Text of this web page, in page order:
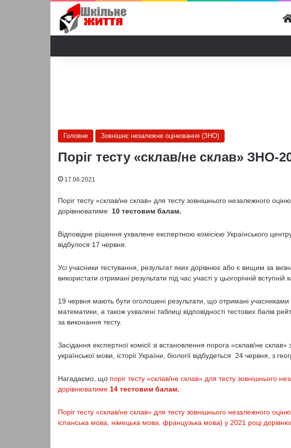
Головне Зовнішнє незалежне оцінювання (ЗНО)
Поріг тесту «склав/не склав» ЗНО-
17.06.2021
Поріг тесту «склав/не склав» для тесту зовнішнього незалежного
дорівнюватиме 10 тестовим балам.
Відповідне рішення ухвалене експертною комісією Українського
відбулося 17 червня.
Усі учасники тестування, результат яких дорівнює або є вищим за
використати отримані результати під час участі у цьогорічній вступній
19 червня мають бути оголошені результати, що отримані
математики, а також ухвалені таблиці відповідності тестових балів
за виконання тесту.
Засідання експертної комісії зі встановлення порога «склав/не склав»
української мови, історії України, біології відбудеться 24 червня, з
Нагадаємо, що поріг тесту «склав/не склав» для тесту зовнішнього
дорівнюватиме 14 тестовим балам.
Поріг тесту «склав/не склав» для тесту зовнішнього незалежного
іспанська мова, німецька мова, французька мова) у 2021 році